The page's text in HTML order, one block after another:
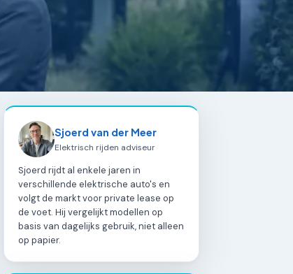
Sjoerd van der Meer
Elektrisch rijden adviseur
Sjoerd rijdt al enkele jaren in
verschillende elektrische auto's en
volgt de markt voor private lease op
de voet. Hij vergelijkt modellen op
basis van dagelijks gebruik, niet alleen
op papier.